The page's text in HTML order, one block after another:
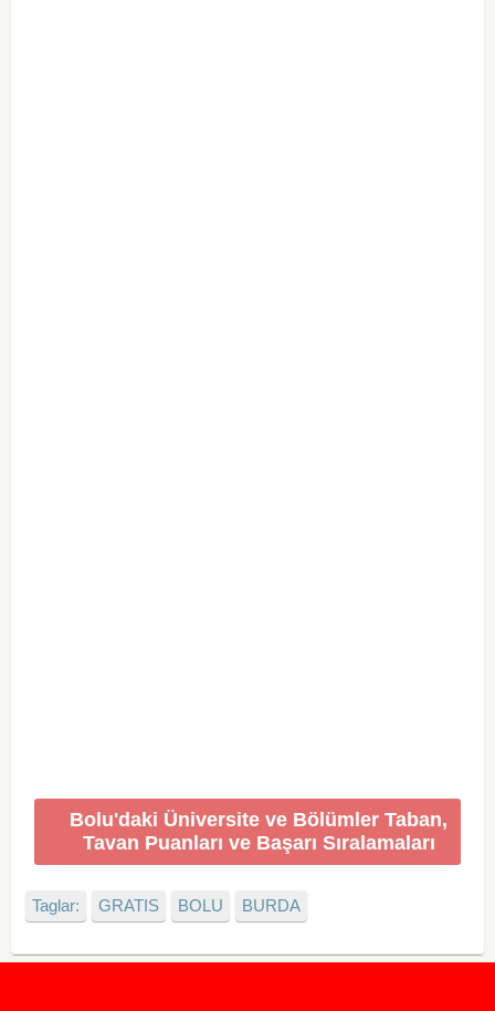
Bolu'daki Üniversite ve Bölümler Taban,
Tavan Puanları ve Başarı Sıralamaları
Taglar: GRATIS BOLU BURDA